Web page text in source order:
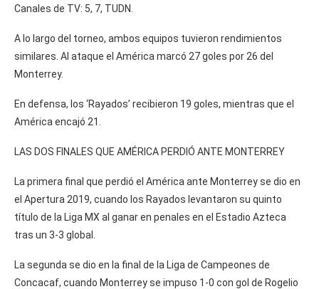
Canales de TV: 5, 7, TUDN.
A lo largo del torneo, ambos equipos tuvieron rendimientos
similares. Al ataque el América marcó 27 goles por 26 del
Monterrey.
En defensa, los ‘Rayados’ recibieron 19 goles, mientras que el
América encajó 21.
LAS DOS FINALES QUE AMÉRICA PERDIÓ ANTE MONTERREY
La primera final que perdió el América ante Monterrey se dio en
el Apertura 2019, cuando los Rayados levantaron su quinto
título de la Liga MX al ganar en penales en el Estadio Azteca
tras un 3-3 global.
La segunda se dio en la final de la Liga de Campeones de
Concacaf, cuando Monterrey se impuso 1-0 con gol de Rogelio